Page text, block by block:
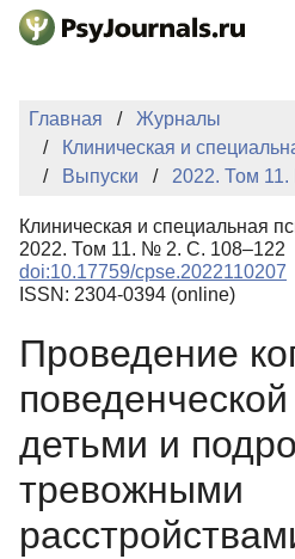
Перейти к основному
КЛЮЧЕВЫЕ
Регистрация
Главная
Журналы
Клиническая и
Выпуски
2022. Том
Клиническая и специальная
2022. Том 11. № 2. С. 108–122
doi:10.17759/cpse.2022110207
ISSN: 2304-0394 (online)
Проведение
детьми и
тревожными